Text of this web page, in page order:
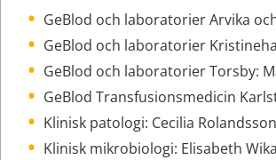
GeBlod och laboratorier Arvika
GeBlod och laboratorier
GeBlod och laboratorier Torsby:
GeBlod Transfusionsmedicin
Klinisk patologi: Cecilia Rolandsson
Klinisk mikrobiologi: Elisabeth